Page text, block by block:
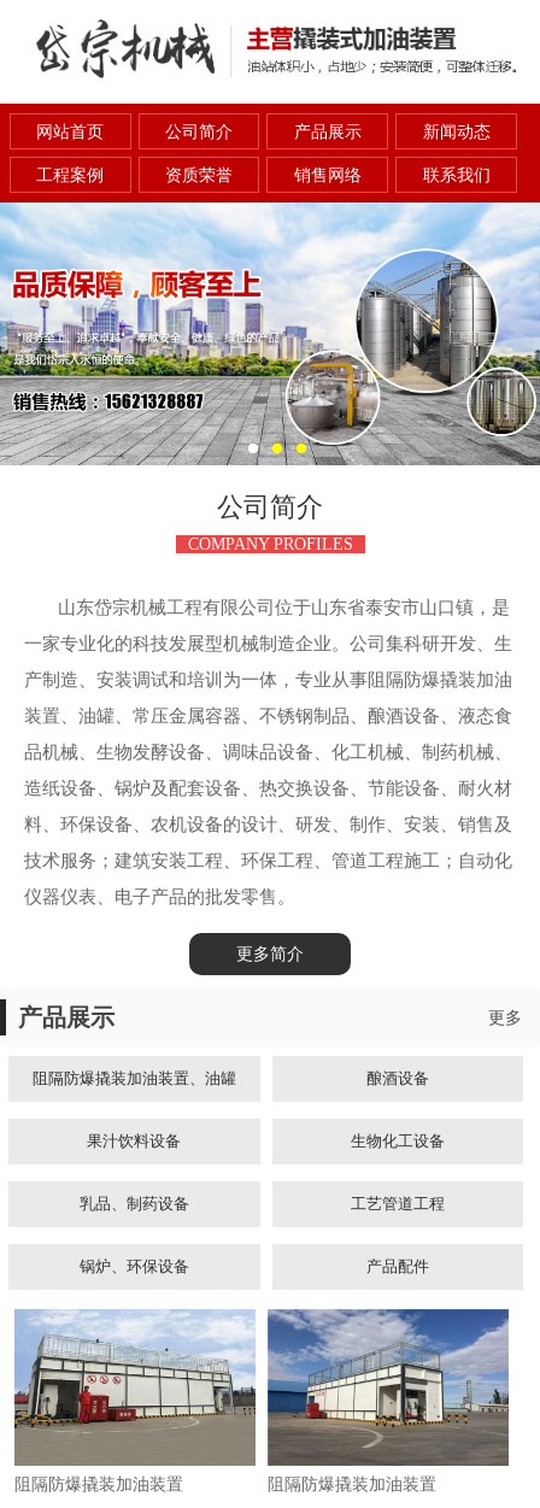
网站首页 公司简介 产品展示 新闻动态
工程案例 资质荣誉 销售网络 联系我们
公司简介
COMPANY PROFILES
山东岱宗机械工程有限公司位于山东省泰安市山口镇，是
一家专业化的科技发展型机械制造企业。公司集科研开发、生
产制造、安装调试和培训为一体，专业从事阻隔防爆撬装加油
装置、油罐、常压金属容器、不锈钢制品、酿酒设备、液态食
品机械、生物发酵设备、调味品设备、化工机械、制药机械、
造纸设备、锅炉及配套设备、热交换设备、节能设备、耐火材
料、环保设备、农机设备的设计、研发、制作、安装、销售及
技术服务；建筑安装工程、环保工程、管道工程施工；自动化
仪器仪表、电子产品的批发零售。
更多简介
产品展示 更多
阻隔防爆撬装加油装置、油罐 酿酒设备
果汁饮料设备 生物化工设备
乳品、制药设备 工艺管道工程
锅炉、环保设备 产品配件
阻隔防爆撬装加油装置 阻隔防爆撬装加油装置